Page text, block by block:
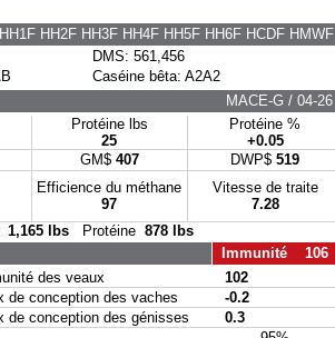
HH1F HH2F HH3F HH4F HH5F HH6F HCDF HMWF
DMS: 561,456
Caséine bêta: A2A2
MACE-G / 04-26
Protéine lbs
25
Protéine %
+0.05
GM$ 407 DWP$ 519
Efficience du méthane
97
Vitesse de traite
7.28
1,165 lbs Protéine 878 lbs
Immunité 106
des veaux
102
conception des vaches
-0.2
conception des génisses
0.3